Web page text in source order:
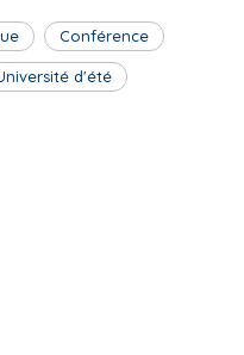
Conférence
d'été